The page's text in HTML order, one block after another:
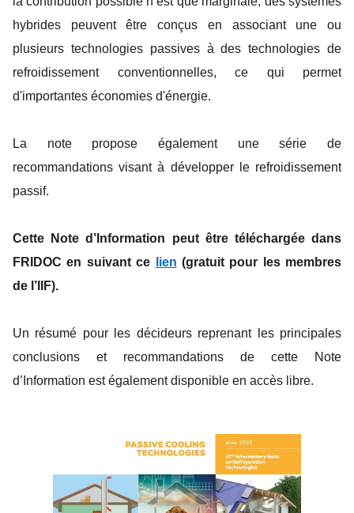
hybrides peuvent être conçus en associant une ou
plusieurs technologies passives à des technologies de
refroidissement conventionnelles, ce qui permet
d'importantes économies d'énergie.
La note propose également une série de
recommandations visant à développer le refroidissement
passif.
Cette Note d’Information peut être téléchargée dans
FRIDOC en suivant ce
lien (gratuit pour les membres
de l’IIF).
Un résumé pour les décideurs reprenant les principales
conclusions et recommandations de cette Note
d’Information est également disponible en accès libre.